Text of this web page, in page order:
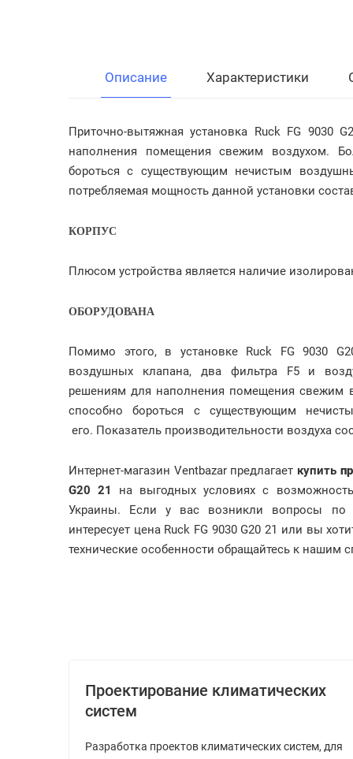
Описание Характеристики
Приточно-вытяжная установка Ruck FG 9030
наполнения помещения свежим воздухом.
бороться с существующим нечистым
потребляемая мощность данной установки
КОРПУС
Плюсом устройства является наличие
ОБОРУДОВАНА
Помимо этого, в установке Ruck FG 9030
воздушных клапана, два фильтра F5 и
решениям для наполнения помещения свежим
способно бороться с существующим
его. Показатель производительности воздуха
Интернет-магазин Ventbazar предлагает купить
G20 21
на выгодных условиях с
Украины. Если у вас возникли вопросы по
интересует цена Ruck FG 9030 G20 21 или вы
технические особенности обращайтесь к нашим
Проектирование климатических
систем
Разработка проектов климатических систем, для